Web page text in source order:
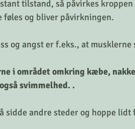
tilstand, så påvirkes
føles og bliver påvirkningen.
og angst er f.eks., at
i området omkring kæbe,
svimmelhed. .
sidde andre steder og hoppe lidt